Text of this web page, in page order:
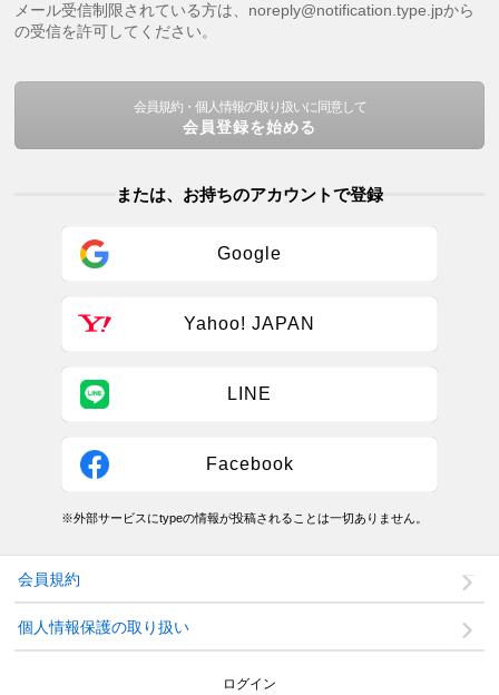
メール受信制限されている方は、noreply@notification.type.jpから
の受信を許可してください。
会員規約・個人情報の取り扱いに同意して
会員登録を始める
または、お持ちのアカウントで登録
Google
Yahoo! JAPAN
LINE
Facebook
※外部サービスにtypeの情報が投稿されることは一切ありません。
会員規約
個人情報保護の取り扱い
ログイン